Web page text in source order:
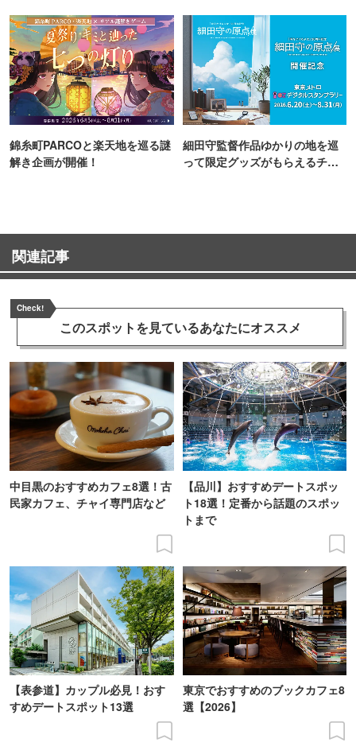
錦糸町PARCOと楽天地を巡る謎
解き企画が開催！
細田守監督作品ゆかりの地を巡
って限定グッズがもらえるチャ
関連記事
Check!
このスポットを見ているあなたにオススメ
中目黒のおすすめカフェ8選！古
民家カフェ、チャイ専門店など
【品川】おすすめデートスポッ
ト18選！定番から話題のスポッ
トまで
【表参道】カップル必見！おす
すめデートスポット13選
東京でおすすめのブックカフェ8
選【2026】